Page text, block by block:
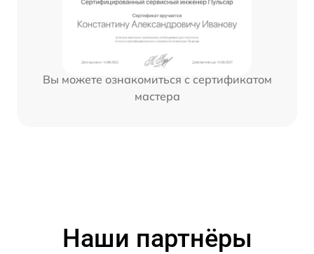
Вы можете ознакомиться с сертификатом
мастера
Наши партнёры